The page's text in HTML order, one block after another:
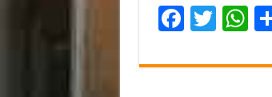
F
e
T
tt
W
at